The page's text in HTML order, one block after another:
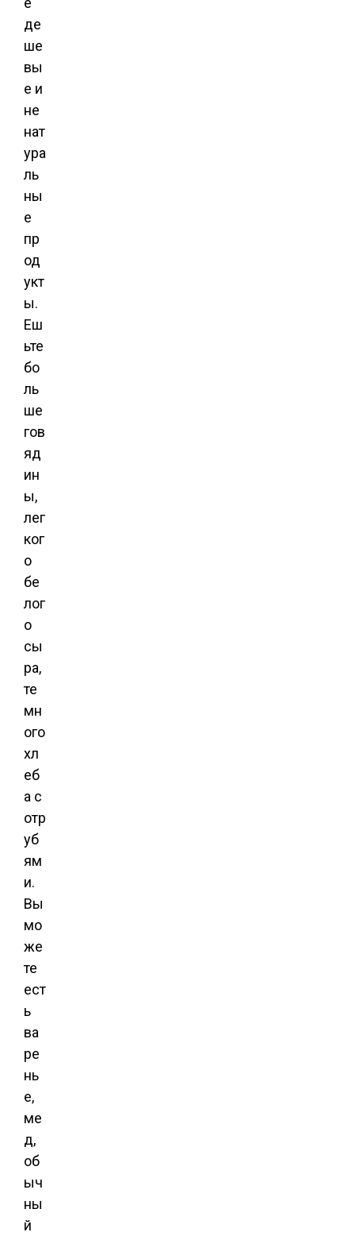
де
ше
вы
е и
не
нат
ура
ль
ны
е
пр
од
укт
ы.
Еш
ьте
бо
ль
ше
гов
яд
ин
ы,
лег
ког
о
бе
лог
о
сы
ра,
те
мн
ого
хл
еб
а с
отр
уб
ям
и.
Вы
мо
же
те
ест
ь
ва
ре
нь
е,
ме
д,
об
ыч
ны
й